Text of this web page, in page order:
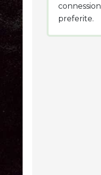
preferite.